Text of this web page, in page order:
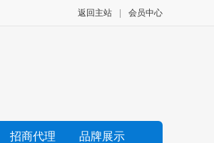
返回主站 会员中心
招商代理 品牌展示